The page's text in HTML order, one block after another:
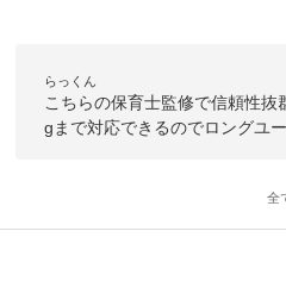
らっくん
こちらの保育士監修で信頼性
gまで対応できるのでロングユ
全